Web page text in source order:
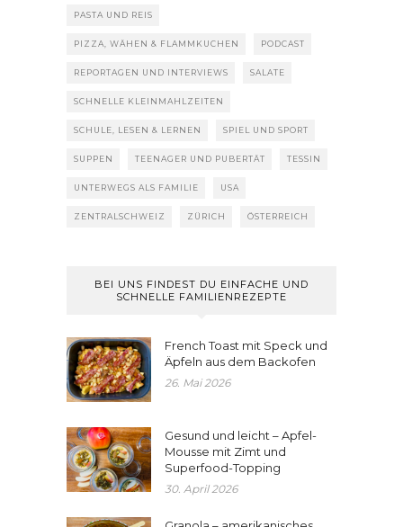
PASTA UND REIS
PIZZA, WÄHEN & FLAMMKUCHEN PODCAST
REPORTAGEN UND INTERVIEWS SALATE
SCHNELLE KLEINMAHLZEITEN
SCHULE, LESEN & LERNEN SPIEL UND SPORT
SUPPEN TEENAGER UND PUBERTÄT TESSIN
UNTERWEGS ALS FAMILIE USA
ZENTRALSCHWEIZ ZÜRICH ÖSTERREICH
BEI UNS FINDEST DU EINFACHE UND
SCHNELLE FAMILIENREZEPTE
French Toast mit Speck und
Äpfeln aus dem Backofen
26. Mai 2026
Gesund und leicht – Apfel-
Mousse mit Zimt und
Superfood-Topping
30. April 2026